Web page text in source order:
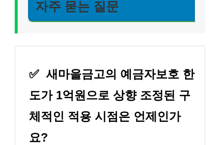
자주 묻는 질문
✅ 새마을금고의 예금자보호 한
도가 1억원으로 상향 조정된 구
체적인 적용 시점은 언제인가
요?